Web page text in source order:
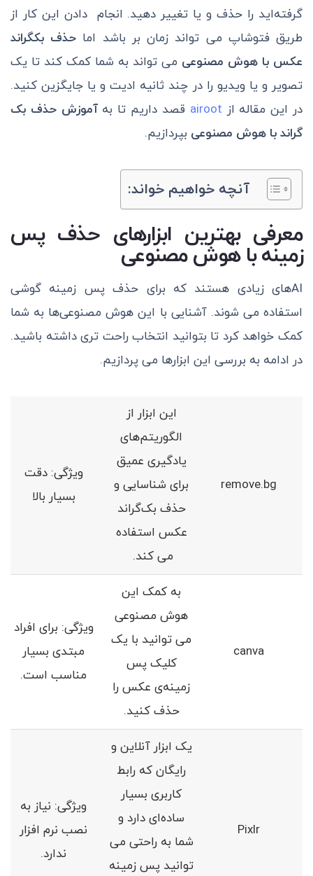
گرفته‌اید را حذف و یا تغییر دهید. انجام دادن این کار از
طریق فتوشاپ می تواند زمان بر باشد اما حذف بکگراند
عکس با هوش مصنوعی می تواند به شما کمک کند تا یک
تصویر و یا ویدیو را در چند ثانیه ادیت و یا جایگزین کنید.
در این مقاله از airoot قصد داریم تا به آموزش حذف بک
گراند با هوش مصنوعی بپردازیم.
آنچه خواهیم خواند:
معرفی بهترین ابزارهای حذف پس
زمینه با هوش مصنوعی
AIهای زیادی هستند که برای حذف پس زمینه گوشی
استفاده می شوند. آشنایی با این هوش مصنوعی‌ها به شما
کمک خواهد کرد تا بتوانید انتخاب راحت تری داشته باشید.
در ادامه به بررسی این ابزارها می پردازیم.
remove.bg
این ابزار از
الگوریتم‌های
یادگیری عمیق
برای شناسایی و
حذف بک‌گراند
عکس استفاده
می کند.
ویژگی‌: دقت
بسیار بالا
canva
به کمک این
هوش مصنوعی
می توانید با یک
کلیک پس
زمینه‌ی عکس را
حذف کنید.
ویژگی‌: برای افراد
مبتدی بسیار
مناسب است.
Pixlr
یک ابزار آنلاین و
رایگان که رابط
کاربری بسیار
ساده‌ای دارد و
شما به راحتی می
توانید پس‌ زمینه
ویژگی‌: نیاز به
نصب نرم افزار
ندارد.